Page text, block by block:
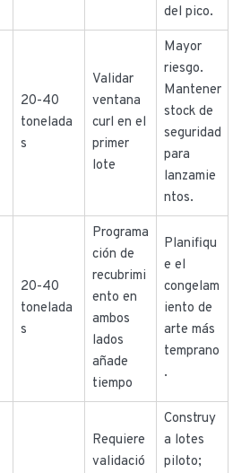
del pico.
20-40
tonelada
s
Validar
ventana
curl en el
primer
lote
Mayor
riesgo.
Mantener
stock de
seguridad
para
lanzamie
ntos.
20-40
tonelada
s
Programa
ción de
recubrimi
ento en
ambos
lados
añade
tiempo
Planifiqu
e el
congelam
iento de
arte más
temprano
.
Requiere
validació
Construy
a lotes
piloto;